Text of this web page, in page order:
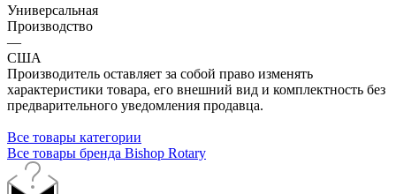
Универсальная
Производство
—
США
Производитель оставляет за собой право изменять
характеристики товара, его внешний вид и комплектность без
предварительного уведомления продавца.
Все товары категории
Все товары бренда Bishop Rotary